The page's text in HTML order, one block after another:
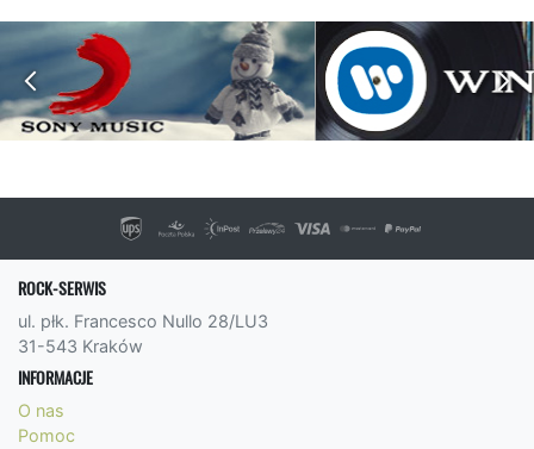
ROCK-SERWIS
ul. płk. Francesco Nullo 28/LU3
31-543 Kraków
INFORMACJE
O nas
Pomoc